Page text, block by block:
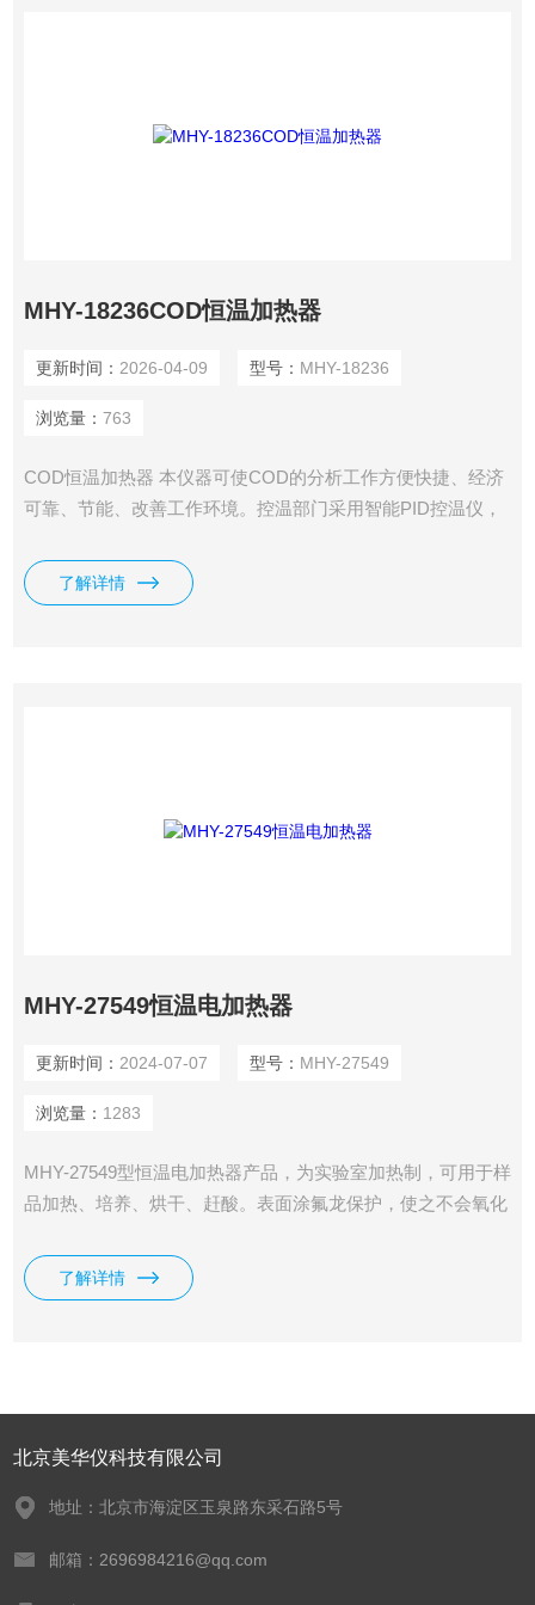
MHY-18236COD恒温加热器
更新时间： 2026-04-09 型号： MHY-18236
浏览量： 763
COD恒温加热器 本仪器可使COD的分析工作方便快捷、经济
可靠、节能、改善工作环境。控温部门采用智能PID控温仪，
了解详情
MHY-27549恒温电加热器
更新时间： 2024-07-07 型号： MHY-27549
浏览量： 1283
MHY-27549型恒温电加热器产品，为实验室加热制，可用于样
品加热、培养、烘干、赶酸。表面涂氟龙保护，使之不会氧化
平台体化，使仪器安、可靠。能包括：可设定的温度值和定时
值,并显示设定值，实时温度显示，温自动保护。
了解详情
北京美华仪科技有限公司
地址：北京市海淀区玉泉路东采石路5号
邮箱：2696984216@qq.com